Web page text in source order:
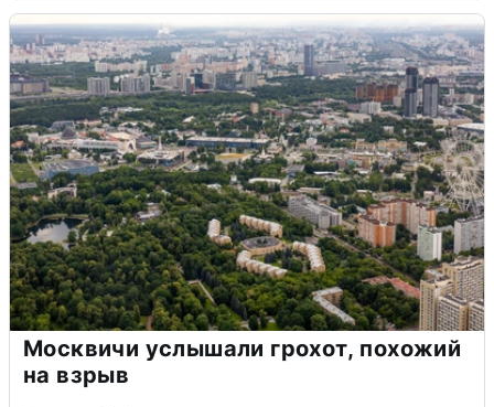
Москвичи услышали грохот, похожий
на взрыв